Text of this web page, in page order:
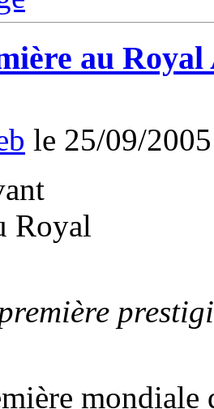
au
le 25/09/2005